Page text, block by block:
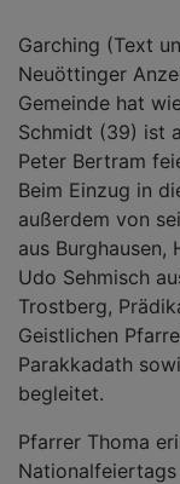
Garching (Text
Neuöttinger
Gemeinde hat
Schmidt (39) ist
Peter Bertram
Beim Einzug in
außerdem von
aus
Udo Sehmisch
Trostberg,
Geistlichen
Parakkadath
begleitet.
Pfarrer Thoma